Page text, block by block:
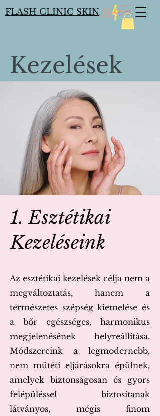
FLASH CLINIC SKIN
Kezelések
1. Esztétikai
Kezeléseink
Az esztétikai kezelések célja nem a
megváltoztatás, hanem a
természetes szépség kiemelése és
a bőr egészséges, harmonikus
megjelenésének helyreállítása.
Módszereink a legmodernebb,
nem műtéti eljárásokra épülnek,
amelyek biztonságosan és gyors
felépüléssel biztosítanak
látványos, mégis finom